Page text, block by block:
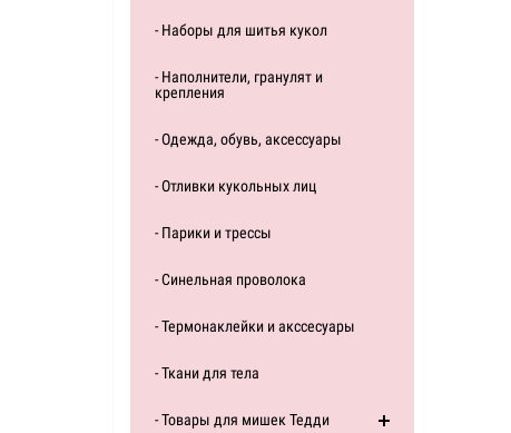
- Наборы для шитья кукол
- Наполнители, гранулят и
крепления
- Одежда, обувь, аксессуары
- Отливки кукольных лиц
- Парики и трессы
- Синельная проволока
- Термонаклейки и акссесуары
- Ткани для тела
- Товары для мишек Тедди